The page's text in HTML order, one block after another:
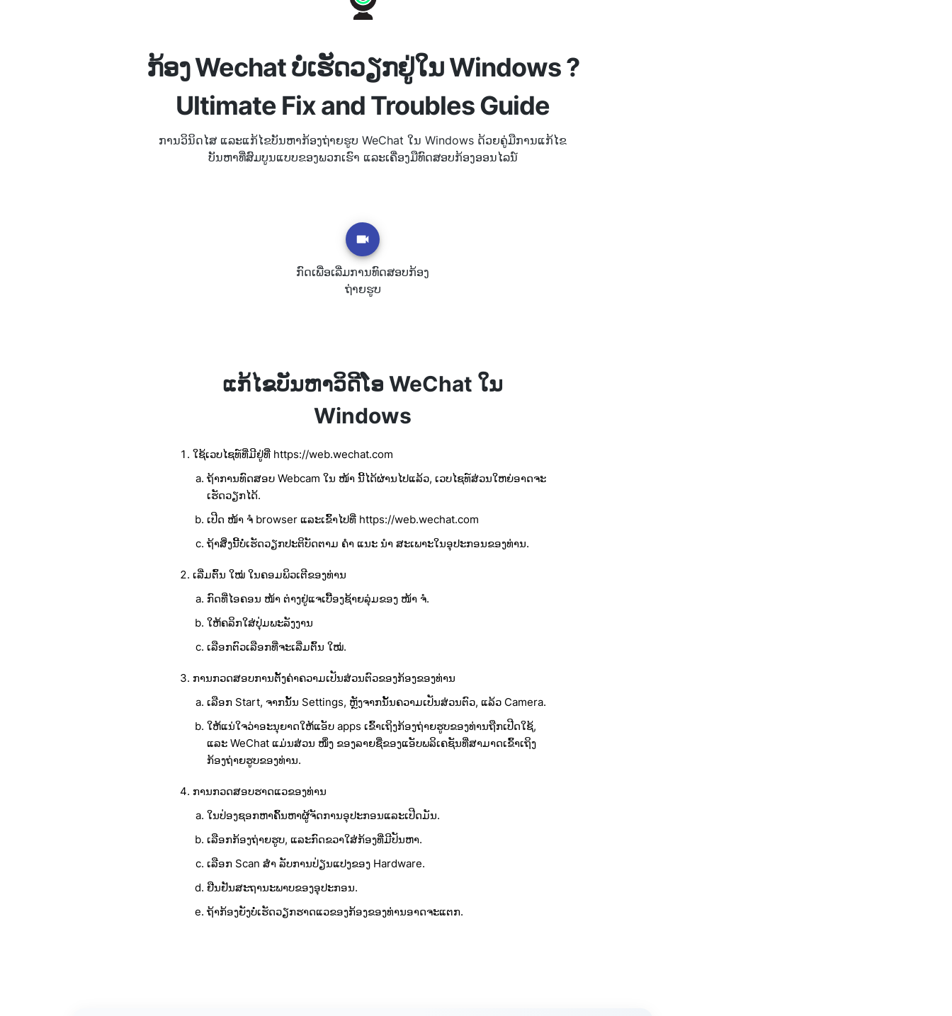
ກ້ອງ Wechat ບໍ່ເຮັດວຽກຢູ່ໃນ Windows ?
Ultimate Fix and Troubles Guide
ການວິນິດໄສ ແລະແກ້ໄຂບັນຫາກ້ອງຖ່າຍຮູບ WeChat ໃນ Windows ດ້ວຍຄູ່ມືການແກ້ໄຂ
ບັນຫາທີ່ສົມບູນແບບຂອງພວກເຮົາ ແລະເຄື່ອງມືທົດສອບກ້ອງອອນໄລນ໌
ກົດເພື່ອເລີ່ມການທົດສອບກ້ອງ
ຖ່າຍຮູບ
ແກ້ໄຂບັນຫາວິດີໂອ WeChat ໃນ
Windows
ໃຊ້ເວບໄຊທ໌ທີ່ມີຢູ່ທີ່ https://web.wechat.com
ຖ້າການທົດສອບ Webcam ໃນ ໜ້າ ນີ້ໄດ້ຜ່ານໄປແລ້ວ, ເວບໄຊທ໌ສ່ວນໃຫຍ່ອາດຈະ
ເຮັດວຽກໄດ້.
ເປີດ ໜ້າ ຈໍ browser ແລະເຂົ້າໄປທີ່ https://web.wechat.com
ຖ້າສິ່ງນີ້ບໍ່ເຮັດວຽກປະຕິບັດຕາມ ຄຳ ແນະ ນຳ ສະເພາະໃນອຸປະກອນຂອງທ່ານ.
ເລີ່ມຕົ້ນ ໃໝ່ ໃນຄອມພິວເຕີຂອງທ່ານ
ກົດທີ່ໄອຄອນ ໜ້າ ຕ່າງຢູ່ແຈເບື້ອງຊ້າຍລຸ່ມຂອງ ໜ້າ ຈໍ.
ໃຫ້ຄລິກໃສ່ປຸ່ມພະລັງງານ
ເລືອກຕົວເລືອກທີ່ຈະເລີ່ມຕົ້ນ ໃໝ່.
ການກວດສອບການຕັ້ງຄ່າຄວາມເປັນສ່ວນຕົວຂອງກ້ອງຂອງທ່ານ
ເລືອກ Start, ຈາກນັ້ນ Settings, ຫຼັງຈາກນັ້ນຄວາມເປັນສ່ວນຕົວ, ແລ້ວ Camera.
ໃຫ້ແນ່ໃຈວ່າອະນຸຍາດໃຫ້ແອັບ apps ເຂົ້າເຖິງກ້ອງຖ່າຍຮູບຂອງທ່ານຖືກເປີດໃຊ້,
ແລະ WeChat ແມ່ນສ່ວນ ໜຶ່ງ ຂອງລາຍຊື່ຂອງແອັບພລິເຄຊັນທີ່ສາມາດເຂົ້າເຖິງ
ກ້ອງຖ່າຍຮູບຂອງທ່ານ.
ການກວດສອບຮາດແວຂອງທ່ານ
ໃນປ່ອງຊອກຫາຄົ້ນຫາຜູ້ຈັດການອຸປະກອນແລະເປີດມັນ.
ເລືອກກ້ອງຖ່າຍຮູບ, ແລະກົດຂວາໃສ່ກ້ອງທີ່ມີປັນຫາ.
ເລືອກ Scan ສຳ ລັບການປ່ຽນແປງຂອງ Hardware.
ຢືນຢັນສະຖານະພາບຂອງອຸປະກອນ.
ຖ້າກ້ອງຍັງບໍ່ເຮັດວຽກຮາດແວຂອງກ້ອງຂອງທ່ານອາດຈະແຕກ.